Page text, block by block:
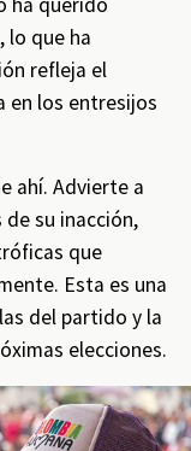
lo que ha
refleja el
en los entresijos
ahí. Advierte a
de su inacción,
que
Esta es una
del partido y la
elecciones.